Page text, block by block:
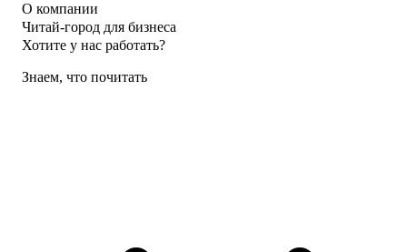
О компании
Читай-город для бизнеса
Хотите у нас работать?
Знаем, что почитать